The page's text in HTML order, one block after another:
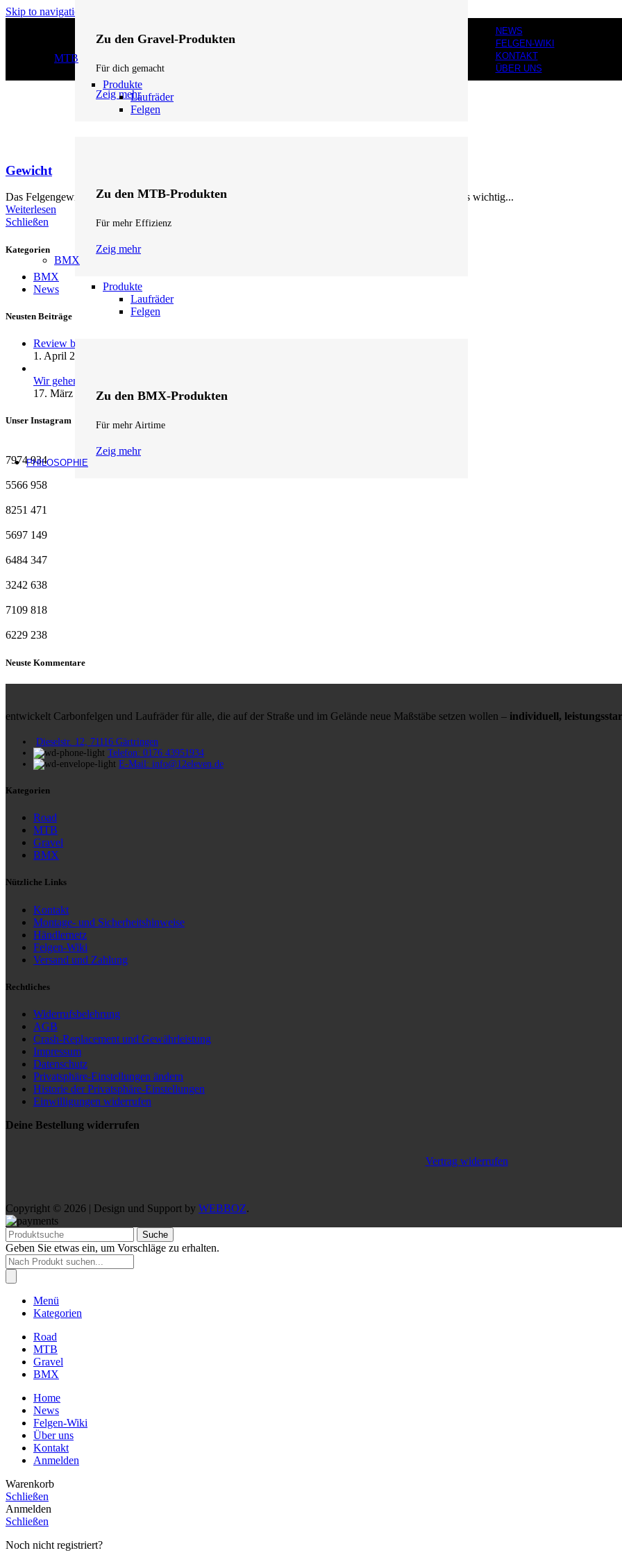
Skip to navigation
Zu den Gravel-Produkten
Für dich gemacht
Zeig mehr
MTB
Produkte
Laufräder
Felgen
Zu den MTB-Produkten
Für mehr Effizienz
Zeig mehr
BMX
Produkte
Laufräder
Felgen
Zu den BMX-Produkten
Für mehr Airtime
Zeig mehr
PHILOSOPHIE
NEWS
FELGEN-WIKI
KONTAKT
ÜBER UNS
Gewicht
Das Felgengewicht ist ein entscheidender Faktor für Beschleunigung und Klettereigenschaften. Besonders wichtig...
Weiterlesen
Schließen
Kategorien
BMX
News
Neusten Beiträge
Review by fifteen: andrenalin wheels …
1. April 2026
Wir gehen Online
17. März 2026 1 Kommentar
Unser Instagram
7974 934
5566 958
8251 471
5697 149
6484 347
3242 638
7109 818
6229 238
Neuste Kommentare
entwickelt Carbonfelgen und Laufräder für alle, die auf der Straße und im Gelände neue Maßstäbe setzen wollen – individuell,
Dieselstr. 12, 71116 Gärtringen
Telefon: 0176 43951934
E-Mail: info@12eleven.de
Kategorien
Road
MTB
Gravel
BMX
Nützliche Links
Kontakt
Montage- und Sicherheitshinweise
Händlernetz
Felgen-Wiki
Versand und Zahlung
Rechtliches
Widerrufsbelehrung
AGB
Crash-Replacement und Gewährleistung
Impressum
Datenschutz
Privatsphäre-Einstellungen ändern
Historie der Privatsphäre-Einstellungen
Einwilligungen widerrufen
Deine Bestellung widerrufen
Vertrag widerrufen
Copyright © 2026 | Design und Support by WEBBOZ.
Suche
Geben Sie etwas ein, um Vorschläge zu erhalten.
Products
search
Menü
Kategorien
Road
MTB
Gravel
BMX
Home
News
Felgen-Wiki
Über uns
Kontakt
Anmelden
Warenkorb
Schließen
Anmelden
Schließen
Noch nicht registriert?